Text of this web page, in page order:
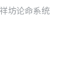
坊论命系统